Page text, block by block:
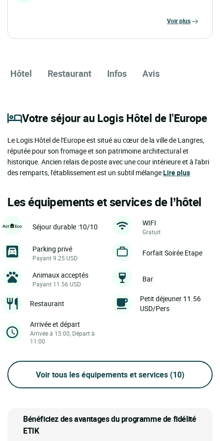
voir plus
Hôtel Restaurant Infos Avis
Votre séjour au Logis Hôtel de l'Europe
Le Logis Hôtel de l'Europe est situé au cœur de la ville de Langres,
réputée pour son fromage et son patrimoine architectural et
historique. Ancien relais de poste avec une cour intérieure et à l'abri
des remparts, l'établissement est un subtil mélangeLire plus
Les équipements et services de l’hôtel
Séjour durable :10/10 WIFI
Gratuit
Parking privé
Payant 9.25 USD
Forfait Soirée Etape
Animaux acceptés
Payant 11.56 USD
Bar
Restaurant
Petit déjeuner 11.56
USD/Pers
Arrivée et départ
Arrivée à 15:00, Départ à
11:00
Voir tous les équipements et services (10)
Bénéficiez des avantages du programme de fidélité
ETIK